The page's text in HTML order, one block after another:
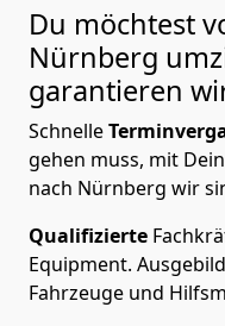
Du möchtest
Nürnberg
garantieren
Schnelle
gehen muss, mit
nach Nürnberg wir
Qualifizierte
Equipment.
Fahrzeuge und